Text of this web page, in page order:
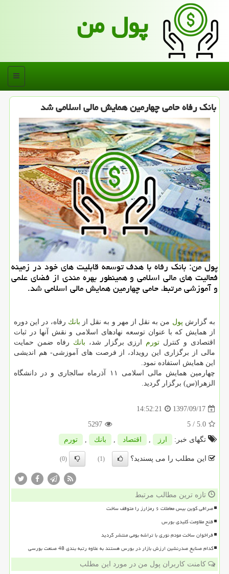
پول من
منو
بانك رفاه حامی چهارمین همایش مالی اسلامی شد
پول من: بانك رفاه با هدف توسعه قابلیت های خود در زمینه
فعالیت های مالی اسلامی و همینطور بهره مندی از فضای علمی
و آموزشی مرتبط، حامی چهارمین همایش مالی اسلامی شد.
به گزارش پول من به نقل از مهر و به نقل از بانك رفاه، در این دوره
از همایش كه با عنوان توسعه نهادهای اسلامی و نقش آنها در ثبات
اقتصادی و كنترل تورم ارزی برگزار شد، بانك رفاه ضمن حمایت
مالی از برگزاری این رویداد، از فرصت های آموزشی- هم اندیشی
این همایش استفاده نمود.
چهارمین همایش مالی اسلامی ۱۱ آذرماه سالجاری و در دانشگاه
الزهرا(س) برگزار گردید.
1397/09/17
14:52:21
5.0
/ 5
5297
تگهای خبر:
ارز , اقتصاد , بانك , تورم
این مطلب را می پسندید؟ (1)
(0)
تازه ترین مطالب مرتبط
صرافی کوین بیس معاملات ۶ رمزارز را متوقف ساخت
فتح مقاومت کلیدی بورس
فراخوان ساخت مودم نوری با تراشه بومی منتشر گردید
کدام صنایع صدرنشین ارزش بازار در بورس هستند به علاوه رتبه بندی 48 صنعت بورسی
کامنت کاربران پول من در مورد این مطلب